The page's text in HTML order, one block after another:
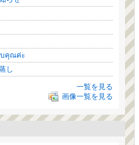
คุณค่ะ
し
一覧を見る
画像一覧を見る